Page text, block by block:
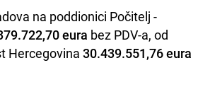
na poddionici Počitelj -
eura bez PDV-a, od
Hercegovina 30.439.551,76 eura